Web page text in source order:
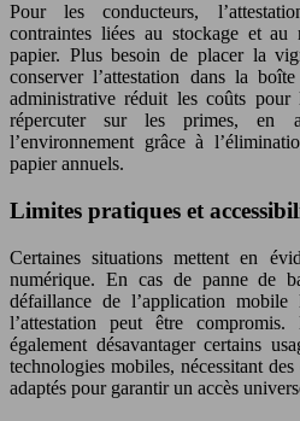
Pour les conducteurs,
contraintes liées au stockage et au
papier. Plus besoin de placer la
conserver l’attestation dans la
administrative réduit les coûts pour
répercuter sur les primes, en
l’environnement grâce à
papier annuels.
Limites pratiques et
Certaines situations mettent en
numérique. En cas de panne de
défaillance de l’application mobile
l’attestation peut être
également désavantager certains
technologies mobiles, nécessitant
adaptés pour garantir un accès